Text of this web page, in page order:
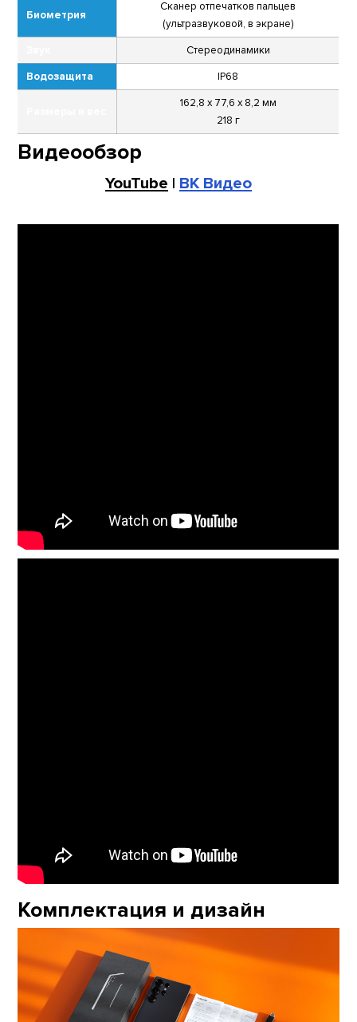
Биометрия
Сканер отпечатков пальцев
(ультразвуковой, в экране)
Стереодинамики
Водозащита IP68
162,8 х 77,6 х 8,2 мм
218 г
Видеообзор
YouTube | ВК Видео
Комплектация и дизайн